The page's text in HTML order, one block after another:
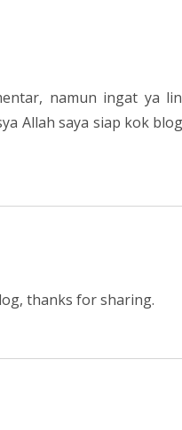
namun ingat ya
Allah saya siap kok
thanks for sharing.